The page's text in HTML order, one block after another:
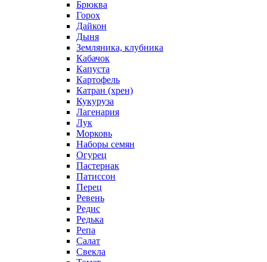
Брюква
Горох
Дайкон
Дыня
Земляника, клубника
Кабачок
Капуста
Картофель
Катран (хрен)
Кукуруза
Лагенария
Лук
Морковь
Наборы семян
Огурец
Пастернак
Патиссон
Перец
Ревень
Редис
Редька
Репа
Салат
Свекла